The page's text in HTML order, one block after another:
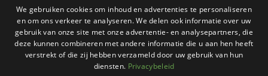
Credits
Contact
Algemene voorwaarden
We gebruiken cookies om inhoud en advertenties te personaliseren
en om ons verkeer te analyseren. We delen ook informatie over uw
gebruik van onze site met onze advertentie- en analysepartners, die
deze kunnen combineren met andere informatie die u aan hen heeft
verstrekt of die zij hebben verzameld door uw gebruik van hun
diensten. Privacybeleid